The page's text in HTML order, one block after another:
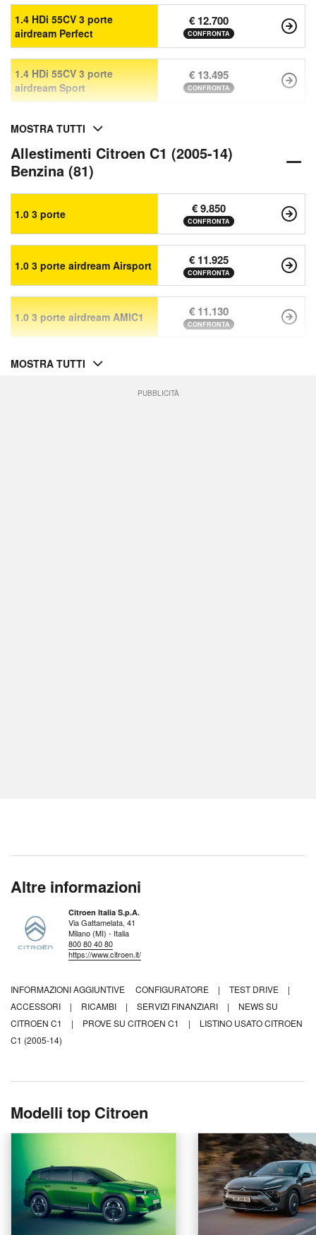
1.4 HDi 55CV 3 porte
airdream Perfect
€ 12.700
CONFRONTA
1.4 HDi 55CV 3 porte
airdream Sport
€ 13.495
CONFRONTA
MOSTRA TUTTI
Allestimenti Citroen C1 (2005-14)
Benzina (81)
1.0 3 porte € 9.850
CONFRONTA
1.0 3 porte airdream Airsport € 11.925
CONFRONTA
1.0 3 porte airdream AMIC1 € 11.130
CONFRONTA
MOSTRA TUTTI
PUBBLICITÀ
Altre informazioni
Citroen Italia S.p.A.
Via Gattamelata, 41
Milano (MI) - Italia
800 80 40 80
https://www.citroen.it/
INFORMAZIONI AGGIUNTIVE CONFIGURATORE | TEST DRIVE
|
ACCESSORI
| RICAMBI | SERVIZI FINANZIARI |
NEWS SU
CITROEN C1
| PROVE SU CITROEN C1 |
LISTINO USATO CITROEN
C1 (2005-14)
Modelli top Citroen